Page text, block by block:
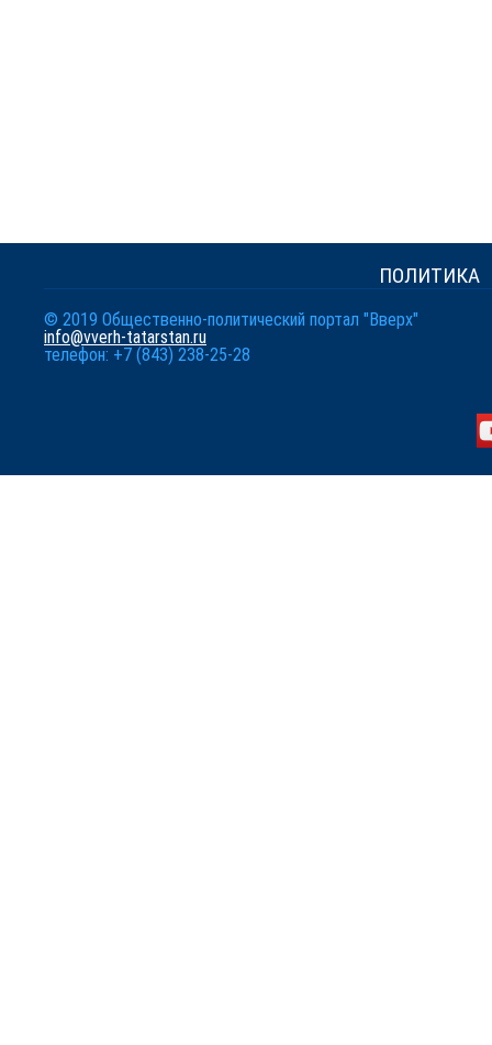
ПОЛИТИКА
© 2019 Общественно-политический портал "Вверх"
info@vverh-tatarstan.ru
телефон: +7 (843) 238-25-28